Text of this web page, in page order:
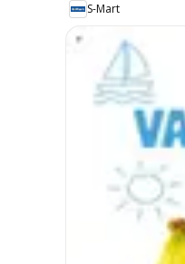
S-Mart